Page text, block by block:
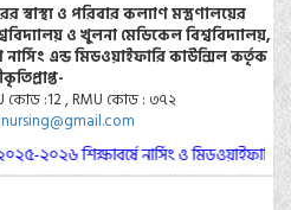
স্বাস্থ্য ও পরিবার কল্যাণ মস্ত্রণালয়ের
ও খুলনা মেডিকেল বিশ্ববিদ্যালয়,
এন্ড মিডওয়াইফারি কাউন্সিল কর্তৃক
কোড :12 , RMU কোড : ৩৭২
২০২৬ শিক্ষাবর্ষে নার্সিং ও